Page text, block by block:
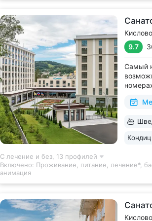
9.7
Самый
Свой
С лечение и без, 13 профилей
Включено: Проживание, питание, лечение*,
анимация